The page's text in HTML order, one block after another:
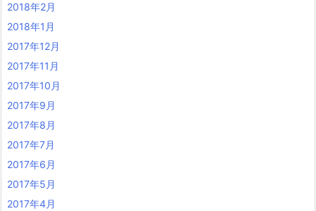
2018年2月
2018年1月
2017年12月
2017年11月
2017年10月
2017年9月
2017年8月
2017年7月
2017年6月
2017年5月
2017年4月